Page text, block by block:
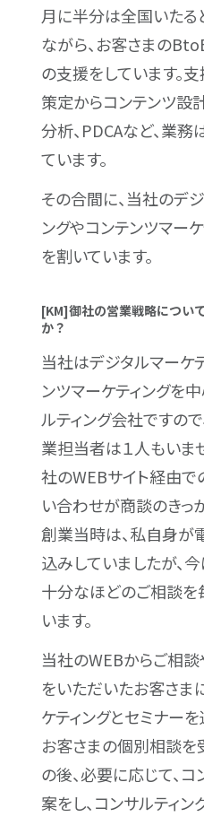
月に半分は全国いたる
ながら、お客さまの
の支援をしています。
策定からコンテンツ設
分析、PDCAなど、業
ています。
その合間に、当社のデ
ングやコンテンツマー
を割いています。
[KM]御社の営業戦略につい
か？
当社はデジタルマーケ
ンツマーケティングを
ルティング会社ですの
業担当者は１人もいま
社のWEBサイト経由で
い合わせが商談のきっ
創業当時は、私自身が
込みしていましたが、
十分なほどのご相談を
います。
当社のWEBからご相
をいただいたお客さま
ケティングとセミナー
お客さまの個別相談を
の後、必要に応じて、
案をし、コンサルティ